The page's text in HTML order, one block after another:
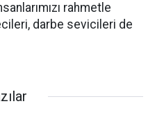
rahmetle
darbe sevicileri de